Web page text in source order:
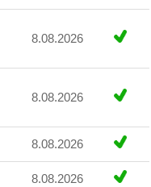
8.08.2026
8.08.2026
8.08.2026
8.08.2026